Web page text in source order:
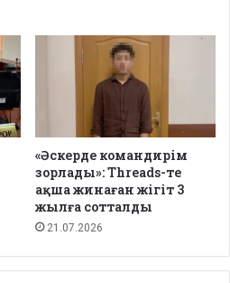
«Әскерде командирім
зорлады»: Threads-те
ақша жинаған жігіт 3
жылға сотталды
21.07.2026